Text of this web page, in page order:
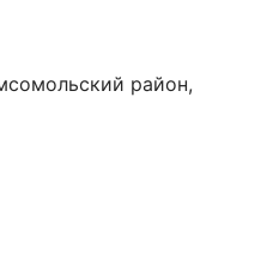
район,